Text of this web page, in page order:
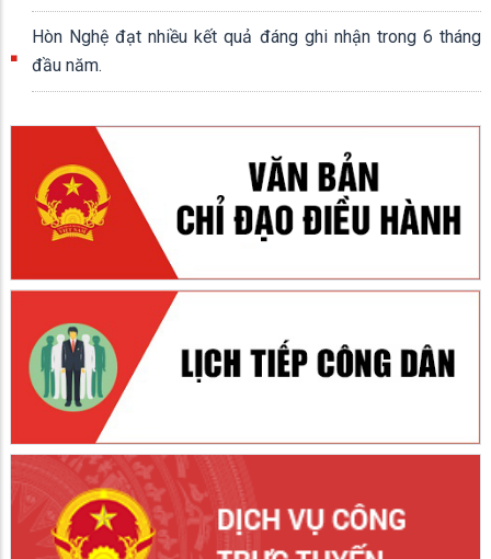
Hòn Nghệ đạt nhiều kết quả đáng ghi nhận trong 6 tháng
đầu năm.